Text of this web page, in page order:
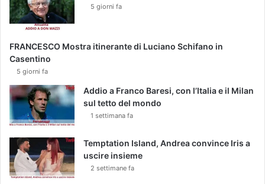
5 giorni fa
FRANCESCO Mostra itinerante di Luciano Schifano in
Casentino
5 giorni fa
Addio a Franco Baresi, con l’Italia e il Milan
sul tetto del mondo
1 settimana fa
Temptation Island, Andrea convince Iris a
uscire insieme
2 settimane fa